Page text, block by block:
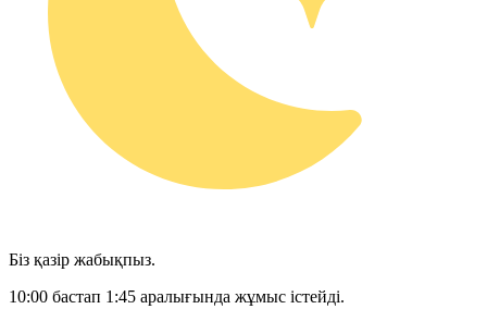
Біз қазір жабықпыз.
10:00 бастап 1:45 аралығында жұмыс істейді.